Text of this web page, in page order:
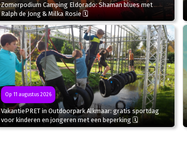
Zomerpodium Camping Eldorado: Shaman blues met
Ralph de Jong & Milka Rosie 🗓
Op 11 augustus 2026
VakantiePRET in Outdoorpark Alkmaar: gratis sportdag
voor kinderen en jongeren met een beperking 🗓